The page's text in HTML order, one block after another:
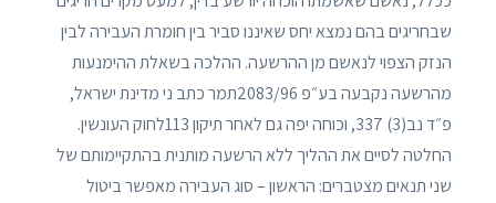
שבחריגים בהם נמצא יחס שאיננו סביר בין חומרת העבירה לבין
הנזק הצפוי לנאשם מן ההרשעה. ההלכה בשאלת ההימנעות
מהרשעה נקבעה בע״פ 2083/96תמר כתב ני מדינת ישראל,
פ״ד נב(3) 337, וכוחה יפה גם לאחר תיקון 113לחוק העונשין.
החלטה לסיים את ההליך ללא הרשעה מותנית בהתקיימותם של
שני תנאים מצטברים: הראשון – סוג העבירה מאפשר ביטול